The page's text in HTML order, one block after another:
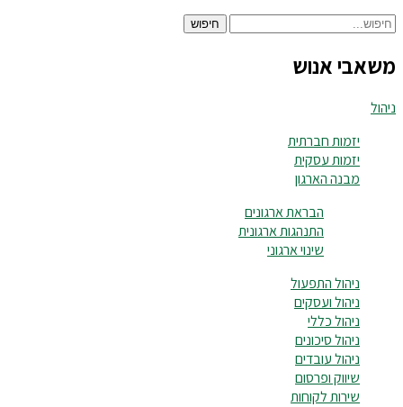
חיפוש
משאבי אנוש
ניהול
יזמות חברתית
יזמות עסקית
מבנה הארגון
הבראת ארגונים
התנהגות ארגונית
שינוי ארגוני
ניהול התפעול
ניהול ועסקים
ניהול כללי
ניהול סיכונים
ניהול עובדים
שיווק ופרסום
שירות לקוחות